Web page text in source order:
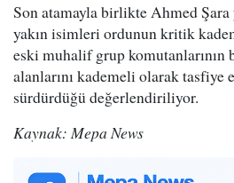
Son atamayla birlikte Ahmed
yakın isimleri ordunun kritik
eski muhalif grup komutanlarının
alanlarını kademeli olarak tasfiye
sürdürdüğü değerlendiriliyor.
Kaynak: Mepa News